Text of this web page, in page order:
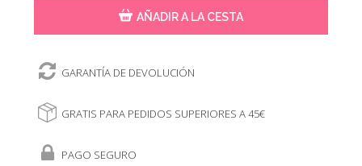
AÑADIR A LA CESTA
GARANTÍA DE DEVOLUCIÓN
GRATIS PARA PEDIDOS SUPERIORES A 45€
PAGO SEGURO